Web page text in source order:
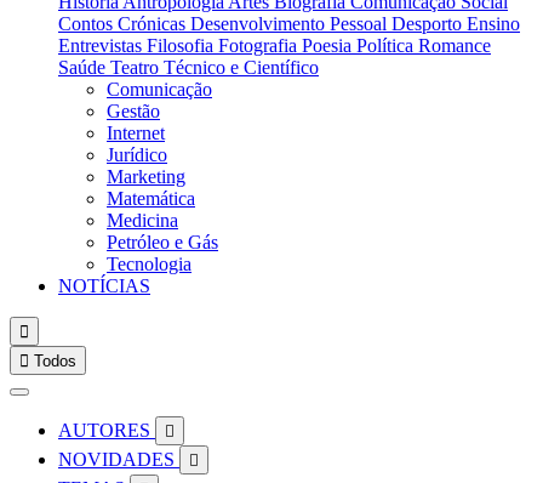
Contos Crónicas Desenvolvimento Pessoal Desporto Ensino
Entrevistas Filosofia Fotografia Poesia Política Romance
Saúde Teatro Técnico e Científico
Comunicação
Gestão
Internet
Jurídico
Marketing
Matemática
Medicina
Petróleo e Gás
Tecnologia
NOTÍCIAS

 Todos
AUTORES 
NOVIDADES 